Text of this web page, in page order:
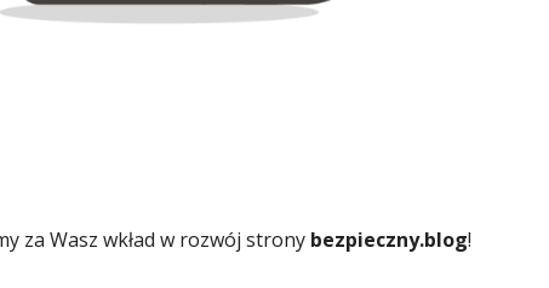
za Wasz wkład w rozwój strony bezpieczny.blog!